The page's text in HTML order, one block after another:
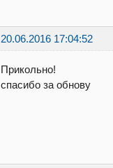
20.06.2016 17:04:52
Прикольно!
спасибо за обнову